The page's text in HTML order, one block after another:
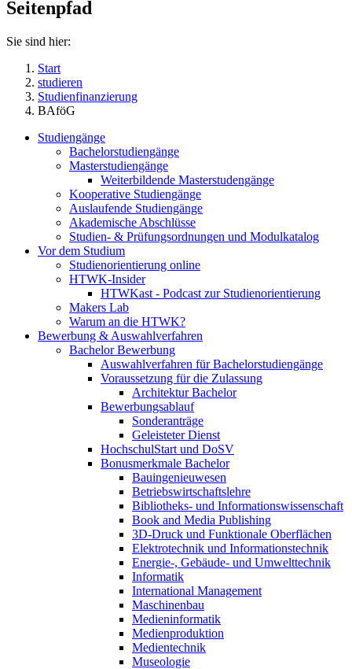
Seitenpfad
Sie sind hier:
Start
studieren
Studienfinanzierung
BAföG
Studiengänge
Bachelorstudiengänge
Masterstudiengänge
Weiterbildende Masterstudengänge
Kooperative Studiengänge
Auslaufende Studiengänge
Akademische Abschlüsse
Studien- & Prüfungsordnungen und Modulkatalog
Vor dem Studium
Studienorientierung online
HTWK-Insider
HTWKast - Podcast zur Studienorientierung
Makers Lab
Warum an die HTWK?
Bewerbung & Auswahlverfahren
Bachelor Bewerbung
Auswahlverfahren für Bachelorstudiengänge
Voraussetzung für die Zulassung
Architektur Bachelor
Bewerbungsablauf
Sonderanträge
Geleisteter Dienst
HochschulStart und DoSV
Bonusmerkmale Bachelor
Bauingenieuwesen
Betriebswirtschaftslehre
Bibliotheks- und Informationswissenschaft
Book and Media Publishing
3D-Druck und Funktionale Oberflächen
Elektrotechnik und Informationstechnik
Energie-, Gebäude- und Umwelttechnik
Informatik
International Management
Maschinenbau
Medieninformatik
Medienproduktion
Medientechnik
Museologie